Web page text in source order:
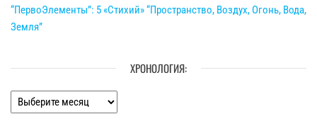
“ПервоЭлементы”: 5 «Стихий» “Пространство, Воздух, Огонь, Вода,
Земля”
ХРОНОЛОГИЯ:
Хронология: